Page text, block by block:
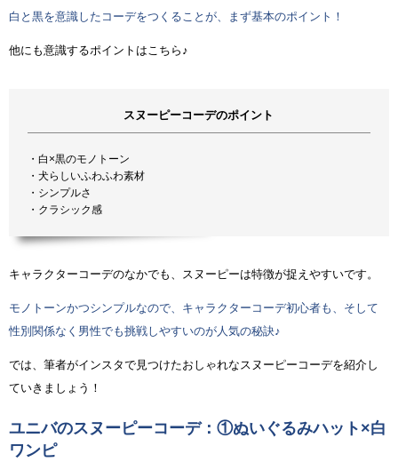
白と黒を意識したコーデをつくることが、まず基本のポイント！
他にも意識するポイントはこちら♪
スヌーピーコーデのポイント
・白×黒のモノトーン
・犬らしいふわふわ素材
・シンプルさ
・クラシック感
キャラクターコーデのなかでも、スヌーピーは特徴が捉えやすいです。
モノトーンかつシンプルなので、キャラクターコーデ初心者も、そして
性別関係なく男性でも挑戦しやすいのが人気の秘訣♪
では、筆者がインスタで見つけたおしゃれなスヌーピーコーデを紹介し
ていきましょう！
ユニバのスヌーピーコーデ：①ぬいぐるみハット×白
ワンピ